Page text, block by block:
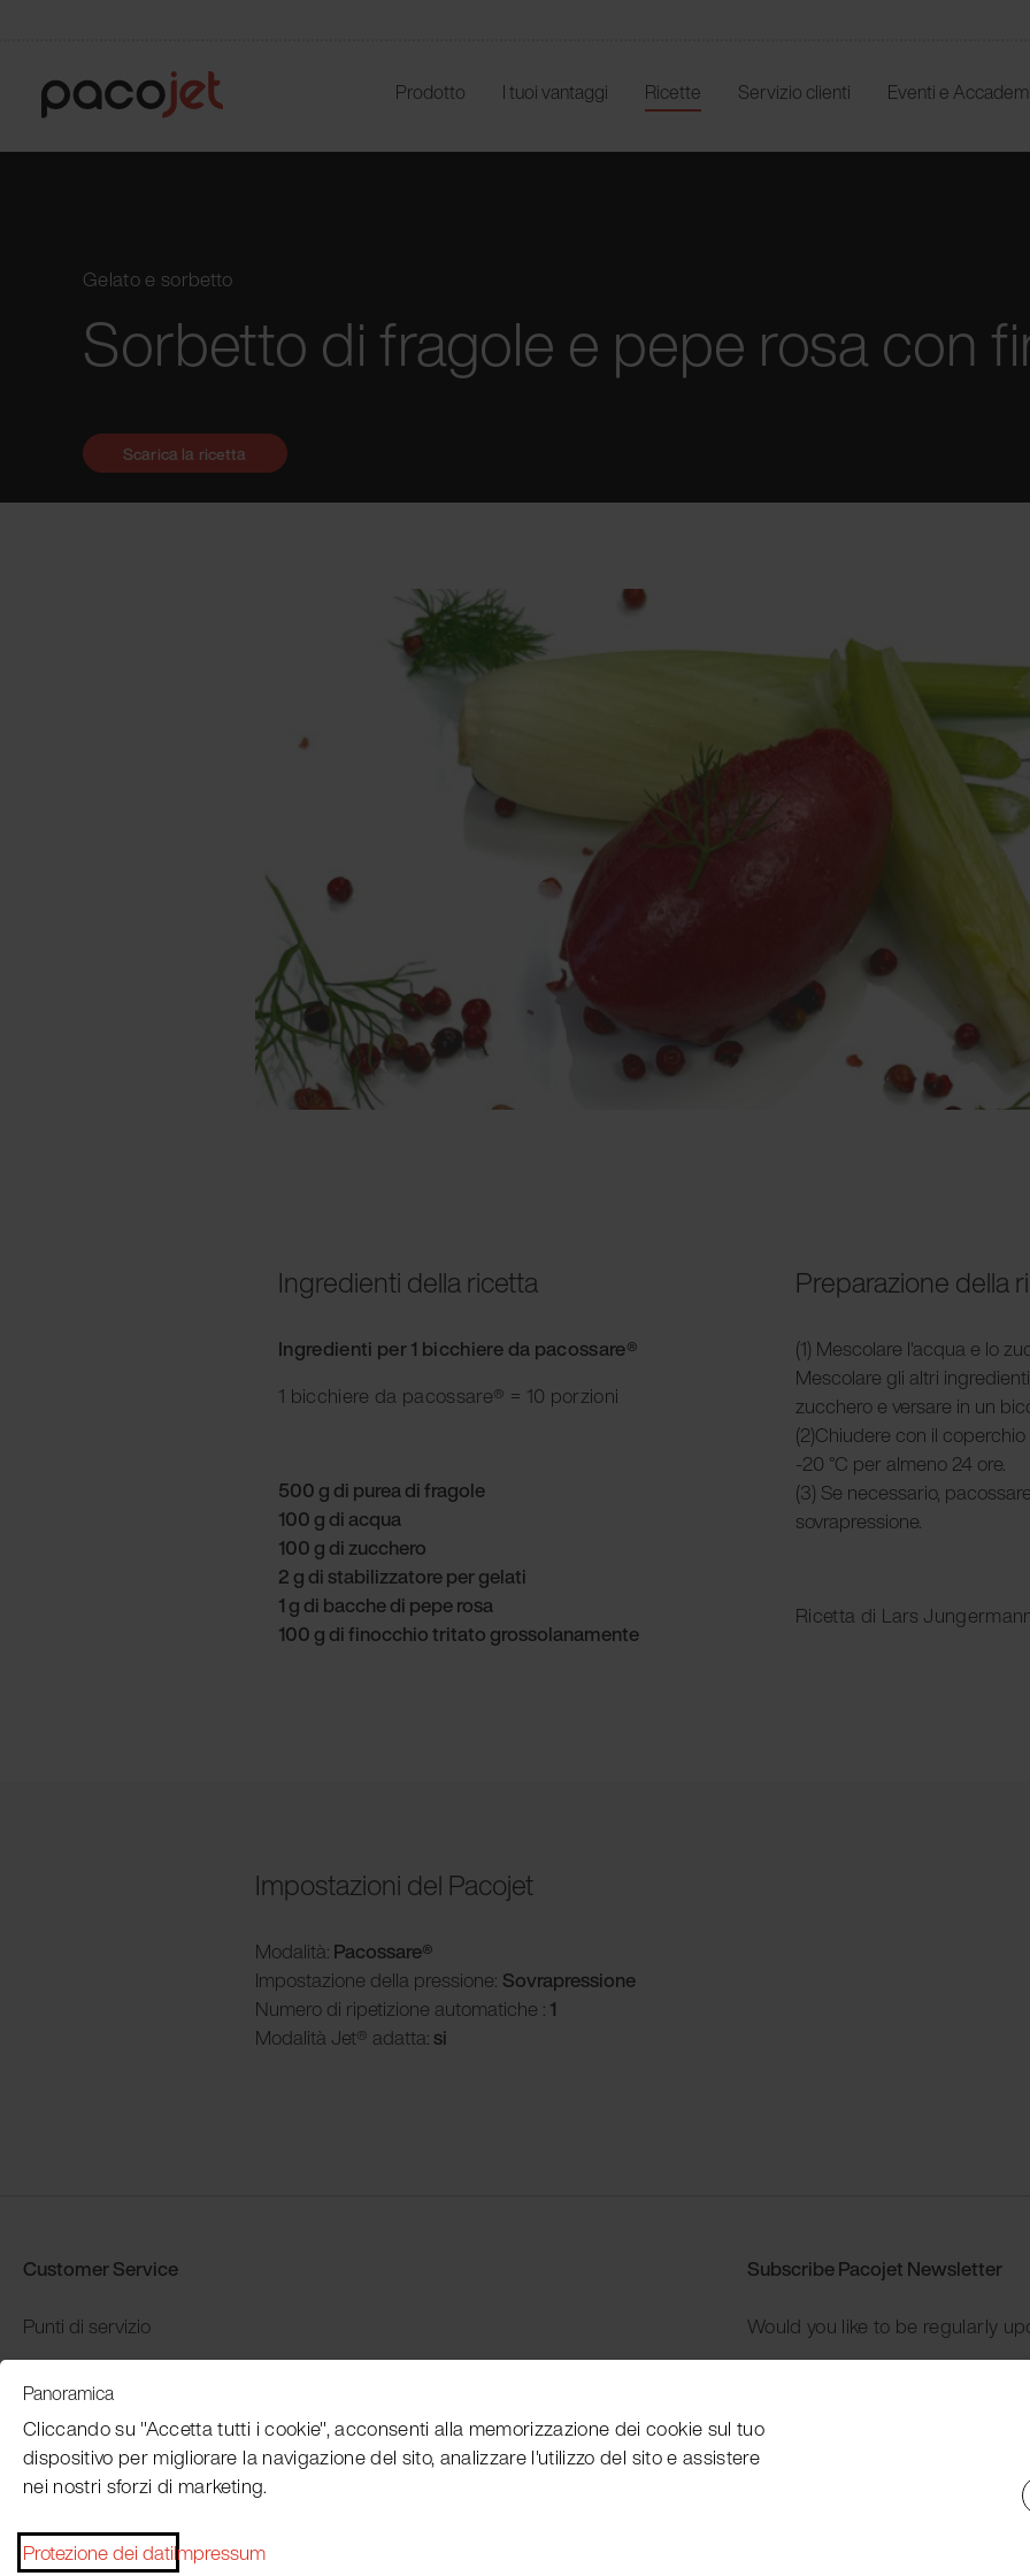
Prodotto I tuoi vantaggi Ricette Servizio clienti Eventi e
Gelato e sorbetto
Sorbetto di fragole e pepe rosa con
Ingredienti della ricetta
Ingredienti per 1 bicchiere da pacossare®
1 bicchiere da pacossare® = 10 porzioni
500 g di purea di fragole
100 g di acqua
100 g di zucchero
2 g di stabilizzatore per gelati
1 g di bacche di pepe rosa
100 g di finocchio tritato grossolanamente
Preparazione della
(1) Mescolare l'acqua e lo
Mescolare gli altri
zucchero e versare in un
(2)Chiudere con il
-20 °C per almeno 24 ore.
(3) Se necessario,
sovrapressione.
Ricetta di Lars
Impostazioni del Pacojet
Modalità: Pacossare®
Impostazione della pressione: Sovrapressione
Numero di ripetizione automatiche : 1
Modalità Jet® adatta:si
Scarica la ricetta
Customer Service
Punti di servizio
Distributors
Garanzia e restituzione
Pagamento e spedizione
Subscribe Pacojet Newsletter
Would you like to be regularly
Panoramica
Cliccando su "Accetta tutti i cookie", acconsenti alla memorizzazione dei cookie sul tuo
dispositivo per migliorare la navigazione del sito, analizzare l'utilizzo del sito e assistere
nei nostri sforzi di marketing.
Protezione dei datiImpressum